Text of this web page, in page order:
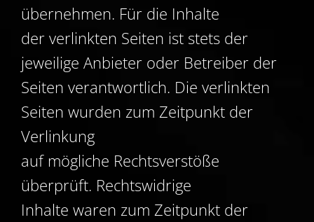
übernehmen. Für die Inhalte
der verlinkten Seiten ist stets der
jeweilige Anbieter oder Betreiber der
Seiten verantwortlich. Die verlinkten
Seiten wurden zum Zeitpunkt der
Verlinkung
auf mögliche Rechtsverstöße
überprüft. Rechtswidrige
Inhalte waren zum Zeitpunkt der